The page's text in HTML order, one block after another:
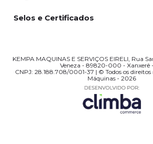
Selos e Certificados
KEMPA MAQUINAS E SERVIÇOS EIRELI, Rua
Veneza - 89820-000 - Xanxerê
CNPJ: 28.188.708/0001-37 | © Todos os direitos
Máquinas - 2026